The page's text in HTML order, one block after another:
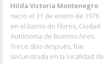
Hilda Victoria Montenegro
nació el 31 de enero de 1976
en el barrio de Flores, Ciudad
Autónoma de Buenos Aires.
Trece días después, fue
secuestrada en la localidad de